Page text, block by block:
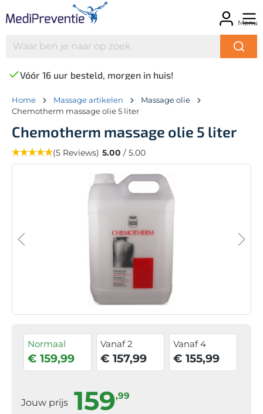
Menu
Vóór 16 uur besteld, morgen in huis!
Home Massage artikelen
Massage olie
Chemotherm massage olie 5 liter
Chemotherm massage olie 5 liter
(5 Reviews) 5.00 / 5.00
Normaal
€ 159,99
Vanaf 2
€ 157,99
Vanaf 4
€ 155,99
Jouw prijs 159,99